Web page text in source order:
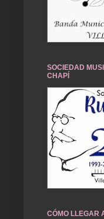
SOCIEDAD
CHAPÍ
CÓMO LLEGAR